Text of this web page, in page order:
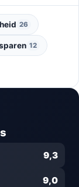
26
12
9,3
9,0